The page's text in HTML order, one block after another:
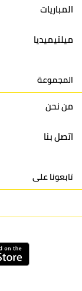
المباريات
ميلتيميديا
المجموعة
من نحن
اتصل بنا
تابعونا على